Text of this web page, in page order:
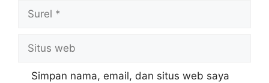
Surel
Situs
web
Simpan nama, email, dan situs web saya